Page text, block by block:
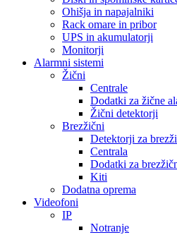
Ohišja in napajalniki
Rack omare in pribor
UPS in akumulatorji
Monitorji
Alarmni sistemi
Žični
Centrale
Dodatki za žične
Žični detektorji
Brezžični
Detektorji za
Centrala
Dodatki za
Kiti
Dodatna oprema
Videofoni
IP
Notranje